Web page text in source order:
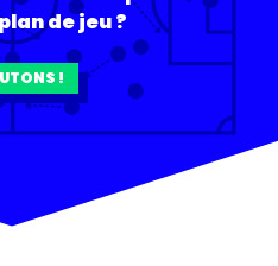
de jeu ?
!